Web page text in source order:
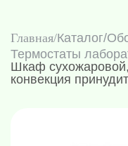
Главная Каталог/
Термостаты
Шкаф
конвекция